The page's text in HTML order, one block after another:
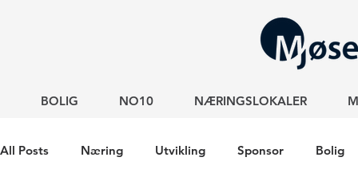
BOLIG NO10 NÆRINGSLOKALER
All Posts Næring Utvikling Sponsor Bolig